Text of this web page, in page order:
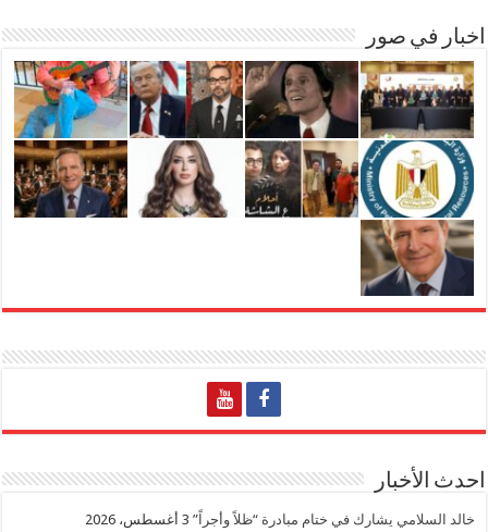
اخبار في صور
احدث الأخبار
خالد السلامي يشارك في ختام مبادرة “ظلاً وأجراً” 3 أغسطس، 2026